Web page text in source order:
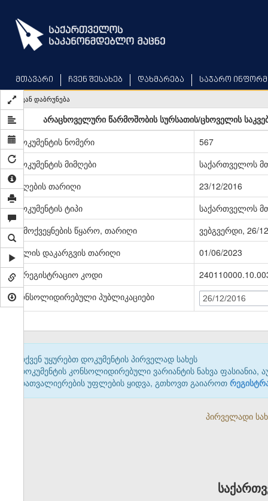
main
content
მთავარი ჩვენ შესახებ დახმარება საჯარო
უკან დაბრუნება
არაცხოველური წარმოშობის სურსათის/ცხოველის
დოკუმენტის ნომერი
567
დოკუმენტის მიმღები
საქართველოს
მიღების თარიღი
23/12/2016
დოკუმენტის ტიპი
საქართველოს
გამოქვეყნების წყარო, თარიღი
ვებგვერდი, 26/
ძალის დაკარგვის თარიღი
01/06/2023
სარეგისტრაციო კოდი
კონსოლიდირებული პუბლიკაციები
26/12/2016
თქვენ უყურებთ დოკუმენტის პირველად სახეს
დოკუმენტის კონსოლიდირებული ვარიანტის ნახვა ფასიანია,
დათვალიერების უფლების ყიდვა, გთხოვთ გაიაროთ
პირველადი